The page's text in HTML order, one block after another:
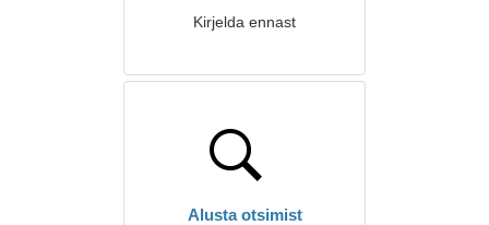
Kirjelda ennast
Alusta otsimist